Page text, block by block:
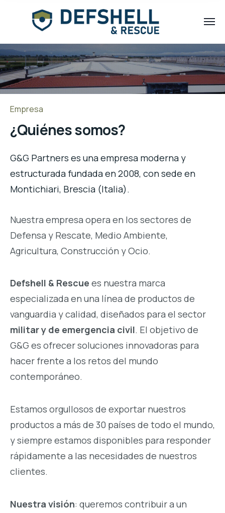
Empresa
¿Quiénes somos?
G&G Partners es una empresa moderna y
estructurada fundada en 2008, con sede en
Montichiari, Brescia (Italia).
Nuestra empresa opera en los sectores de
Defensa y Rescate, Medio Ambiente,
Agricultura, Construcción y Ocio.
Defshell & Rescue es nuestra marca
especializada en una línea de productos de
vanguardia y calidad, diseñados para el sector
militar y de emergencia civil. El objetivo de
G&G es ofrecer soluciones innovadoras para
hacer frente a los retos del mundo
contemporáneo.
Estamos orgullosos de exportar nuestros
productos a más de 30 países de todo el mundo,
y siempre estamos disponibles para responder
rápidamente a las necesidades de nuestros
clientes.
Nuestra visión: queremos contribuir a un